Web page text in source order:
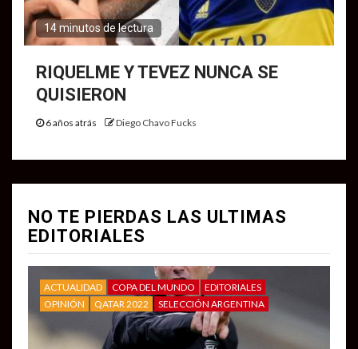
14 minutos de lectura
RIQUELME Y TEVEZ NUNCA SE
QUISIERON
6 años atrás Diego Chavo Fucks
NO TE PIERDAS LAS ULTIMAS
EDITORIALES
ACTUALIDAD COPA DEL MUNDO
EDITORIALES
OPINIÓN
QATAR 2022 SELECCIÓN ARGENTINA